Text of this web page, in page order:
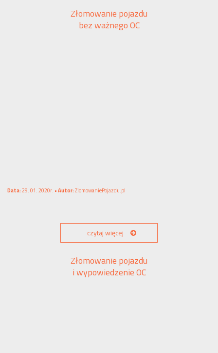
Złomowanie pojazdu
bez ważnego OC
Data:29. 01. 2020r. •Autor:ZlomowaniePojazdu.pl
czytaj więcej
Złomowanie pojazdu
i wypowiedzenie OC